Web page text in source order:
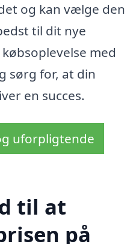
og kan vælge den
til dit nye
med
sørg for, at din
en succes.
uforpligtende
til at
på